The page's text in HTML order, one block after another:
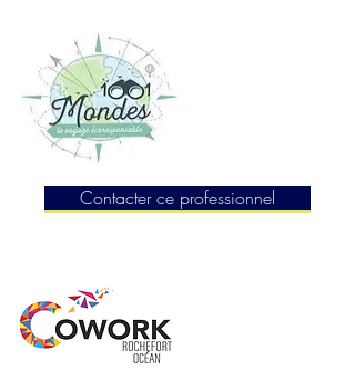
Contacter ce professionnel